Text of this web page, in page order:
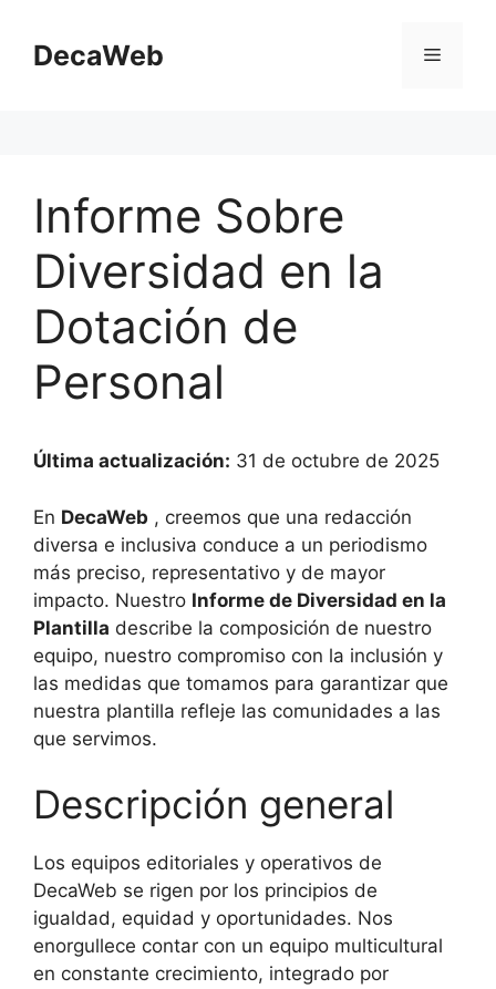
contenido
DecaWeb Menú
Informe Sobre
Diversidad en la
Dotación de
Personal
Última actualización: 31 de octubre de 2025
En DecaWeb , creemos que una redacción
diversa e inclusiva conduce a un periodismo
más preciso, representativo y de mayor
impacto. Nuestro Informe de Diversidad en la
Plantilla describe la composición de nuestro
equipo, nuestro compromiso con la inclusión y
las medidas que tomamos para garantizar que
nuestra plantilla refleje las comunidades a las
que servimos.
Descripción general
Los equipos editoriales y operativos de
DecaWeb se rigen por los principios de
igualdad, equidad y oportunidades. Nos
enorgullece contar con un equipo multicultural
en constante crecimiento, integrado por